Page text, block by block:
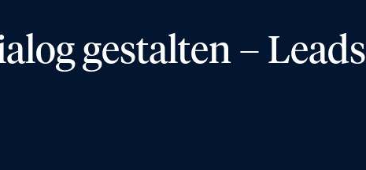
gestalten – Leads